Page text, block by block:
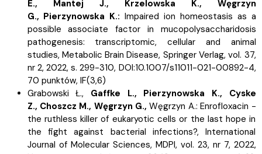
E.,
Mantej J., Krzelowska K.,
Węgrzyn
G., Pierzynowska K.: Impaired ion homeostasis as a
possible associate factor in mucopolysaccharidosis
pathogenesis: transcriptomic, cellular and animal
studies, Metabolic Brain Disease, Springer Verlag, vol. 37,
nr 2, 2022, s. 299-310, DOI:10.1007/s11011-021-00892-4,
70 punktów, IF(3,6)
Grabowski Ł.,
Gaffke L., Pierzynowska K.,
Cyske
Z., Choszcz M., Węgrzyn G., Węgrzyn A.: Enrofloxacin -
the ruthless killer of eukaryotic cells or the last hope in
the fight against bacterial infections?, International
Journal of Molecular Sciences, MDPI, vol. 23, nr 7, 2022,